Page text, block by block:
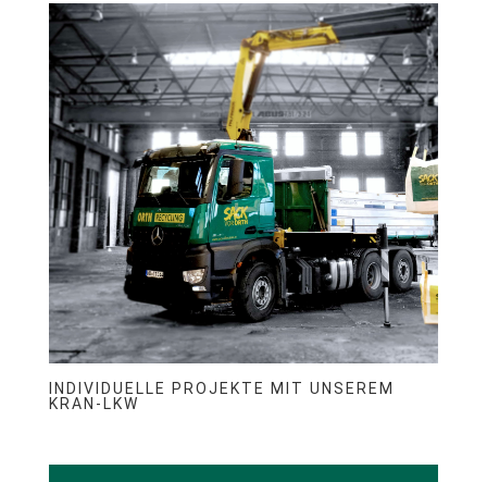
INDIVIDUELLE PROJEKTE MIT UNSEREM
KRAN-LKW